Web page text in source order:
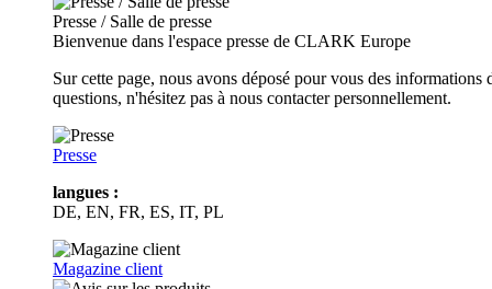
Presse / Salle de presse
Bienvenue dans l'espace presse de CLARK Europe
Sur cette page, nous avons déposé pour vous des
questions, n'hésitez pas à nous contacter personnellement.
Presse
langues :
DE, EN, FR, ES, IT, PL
Magazine client